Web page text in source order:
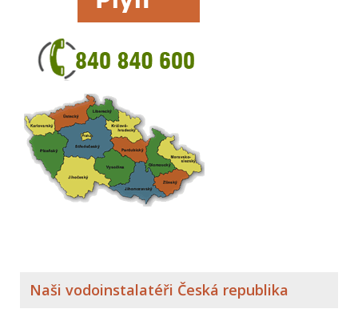
Naši vodoinstalatéři Česká republika